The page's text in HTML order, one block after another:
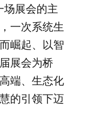
场展会的主
一次系统生
崛起、以智
展会为桥
端、生态化
的引领下迈